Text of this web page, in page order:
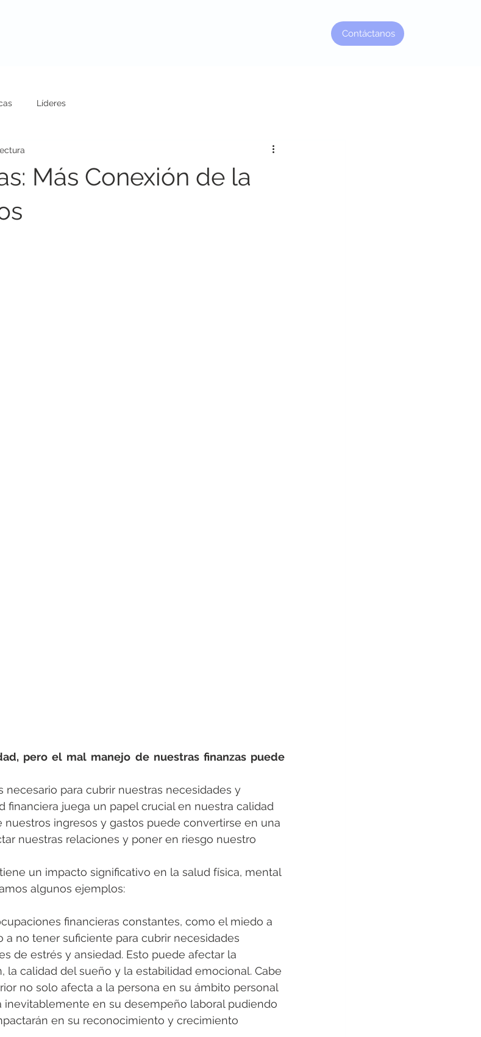
Contáctanos
Líderes
Más Conexión de la
pero el mal manejo de nuestras finanzas puede
para cubrir nuestras necesidades y
financiera juega un papel crucial en nuestra calidad
ingresos y gastos puede convertirse en una
nuestras relaciones y poner en riesgo nuestro
un impacto significativo en la salud física, mental
algunos ejemplos:
financieras constantes, como el miedo a
a no tener suficiente para cubrir necesidades
de estrés y ansiedad. Esto puede afectar la
la calidad del sueño y la estabilidad emocional. Cabe
no solo afecta a la persona en su ámbito personal
inevitablemente en su desempeño laboral pudiendo
en su reconocimiento y crecimiento